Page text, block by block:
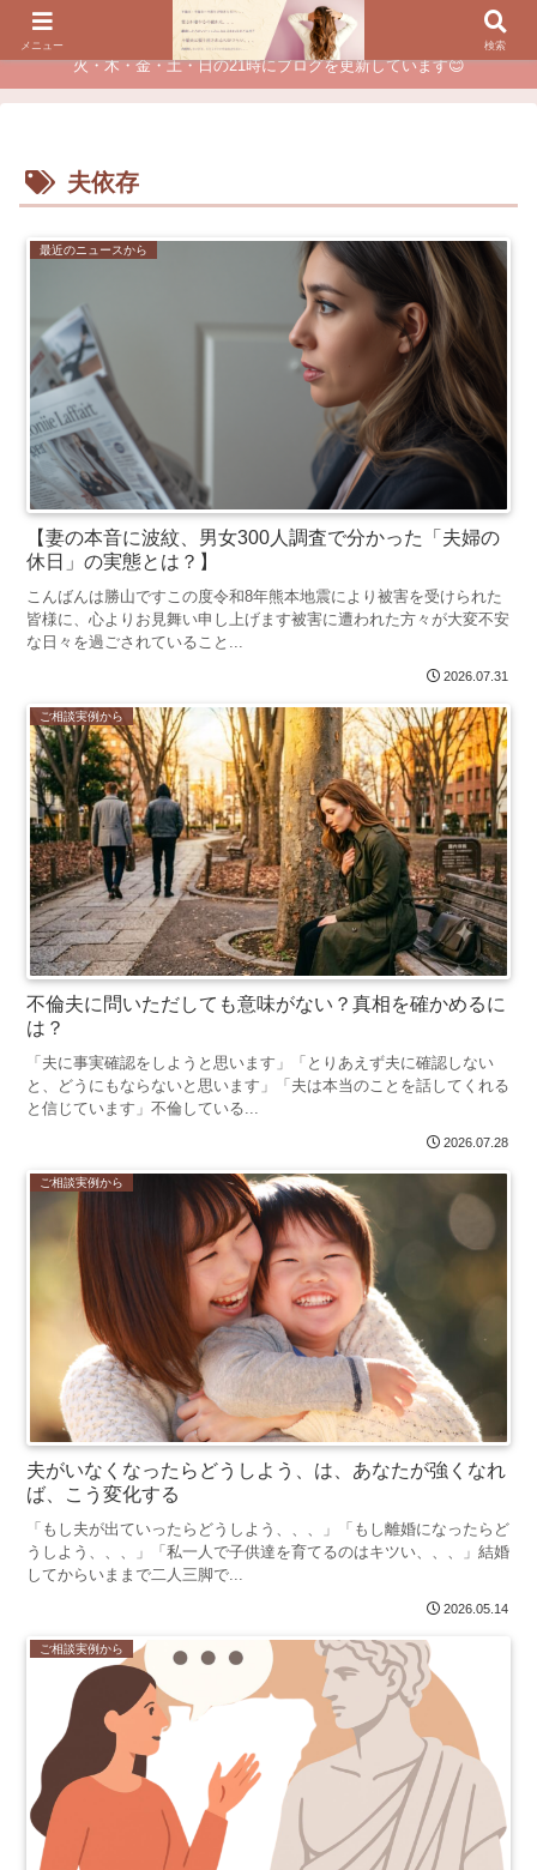
夫に不倫されたつらい経験が、あなたのチャンスに変わるカウンセリング
火・木・金・土・日の21時にブログを更新しています😊
夫依存
最近のニュースから
【妻の本音に波紋、男女300人調査で分かった「夫婦の
休日」の実態とは？】
こんばんは勝山ですこの度令和8年熊本地震により被害を受けられた
皆様に、心よりお見舞い申し上げます被害に遭われた方々が大変不安
な日々を過ごされていること...
2026.07.31
ご相談実例から
不倫夫に問いただしても意味がない？真相を確かめるに
は？
「夫に事実確認をしようと思います」「とりあえず夫に確認しない
と、どうにもならないと思います」「夫は本当のことを話してくれる
と信じています」不倫している...
2026.07.28
ご相談実例から
夫がいなくなったらどうしよう、は、あなたが強くなれ
ば、こう変化する
「もし夫が出ていったらどうしよう、、、」「もし離婚になったらど
うしよう、、、」「私一人で子供達を育てるのはキツい、、、」結婚
してからいままで二人三脚で...
2026.05.14
ご相談実例から
メニュー 検索